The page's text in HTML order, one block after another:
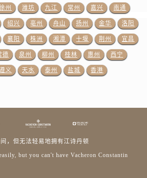
甘肃省金昌市金川区北京路江诗丹顿售后服务中心（需提前预约）
甘肃省酒泉市肃州区西大街江诗丹顿售后服务中心（需提前预约）
甘肃省临夏市城南街道团结路江诗丹顿售后服务中心（需提前预约）
甘肃省陇南市武都区人民路江诗丹顿售后服务中心（需提前预约）
甘肃省平凉市崆峒区西大街江诗丹顿售后服务中心（需提前预约）
宁夏回族自治区吴忠市利通区开元大道江诗丹顿售后服务中心（需提前预约）
州 潍坊 九江 常州 嘉兴 南通
绍兴 亳州 舟山 扬州 金华 洛阳
襄阳 株洲 湘潭 十堰 荆州 宜昌
德 泉州 柳州 桂林 惠州 西宁
义 天水 泰州 盐城 香港
，但无法轻易地拥有江诗丹顿
but you can't have Vacheron Constantin